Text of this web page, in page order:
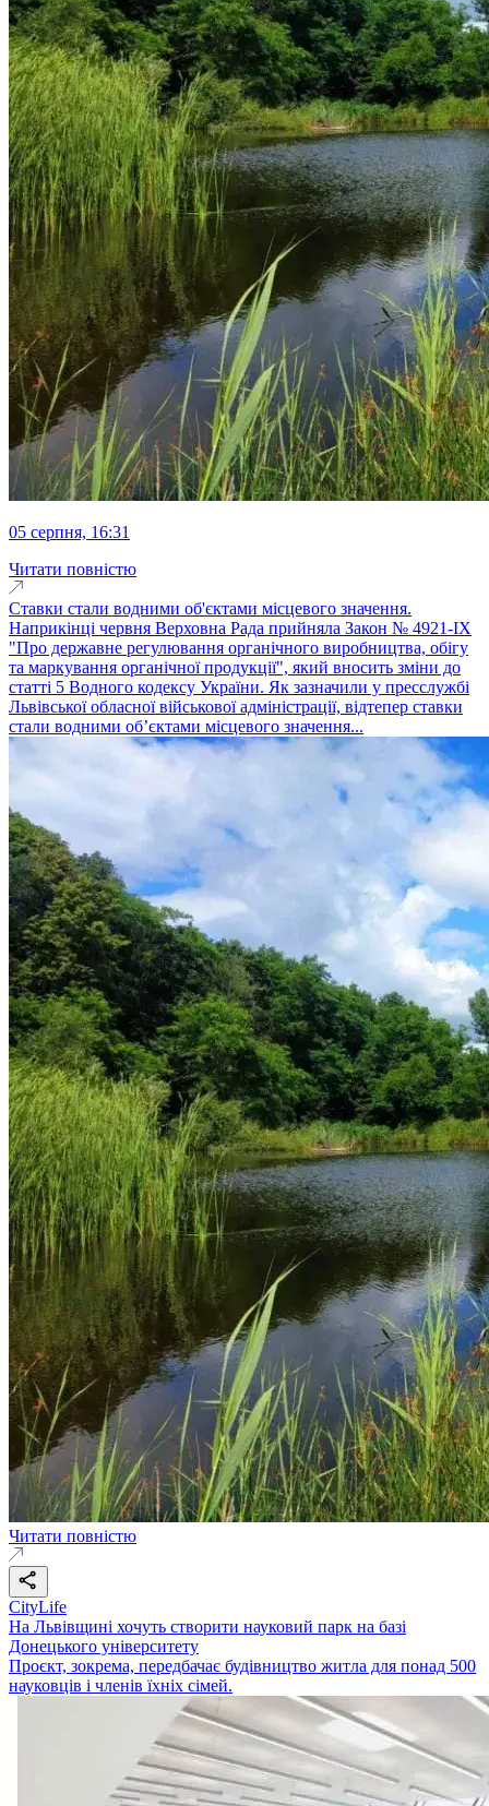
05 серпня, 16:31
Читати повністю
Ставки стали водними об'єктами місцевого значення.
Наприкінці червня Верховна Рада прийняла Закон № 4921-IX
"Про державне регулювання органічного виробництва, обігу
та маркування органічної продукції", який вносить зміни до
статті 5 Водного кодексу України. Як зазначили у пресслужбі
Львівської обласної військової адміністрації, відтепер ставки
стали водними об’єктами місцевого значення...
Читати повністю
CityLife
На Львівщині хочуть створити науковий парк на базі
Донецького університету
Проєкт, зокрема, передбачає будівництво житла для понад 500
науковців і членів їхніх сімей.